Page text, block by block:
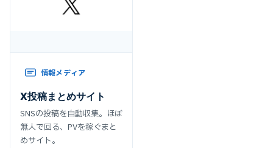
情報メディア
X投稿まとめサイト
SNSの投稿を自動収集。ほぼ
無人で回る、PVを稼ぐまと
めサイト。